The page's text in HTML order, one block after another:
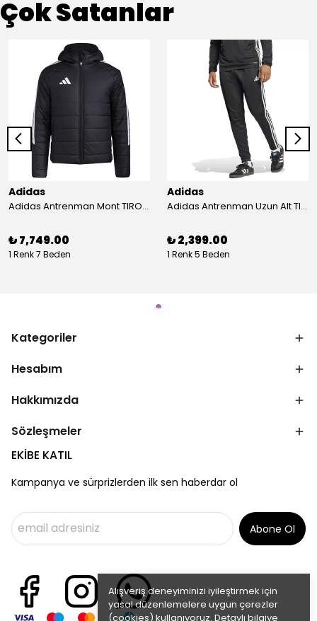
Alışveriş deneyiminizi iyileştirmek için
yasal düzenlemelere uygun çerezler
(cookies) kullanıyoruz. Detaylı bilgiye
Çok Satanlar
Adidas
Adidas Antrenman Mont TIRO24 WINT JKT IJ7388
₺ 7,749.00
1 Renk 7 Beden
Adidas
Adidas Antrenman Uzun Alt TIRO ES PNT JD0442
₺ 2,399.00
1 Renk 5 Beden
Kategoriler
Hesabım
Hakkımızda
Sözleşmeler
EKİBE KATIL
Kampanya ve sürprizlerden ilk sen haberdar ol
Abone Ol